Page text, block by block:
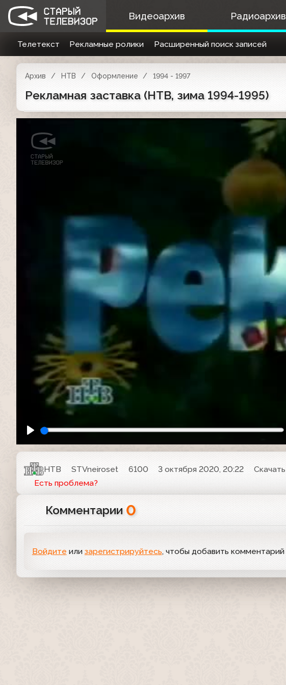
Видеоархив Радиоархив
Телетекст Рекламные ролики Расширенный поиск записей
Архив НТВ Оформление 1994 - 1997
Рекламная заставка (НТВ, зима 1994-1995)
НТВ STVneiroset 6100 3 октября 2020, 20:22
Скачать
Есть проблема?
Комментарии 0
Войдите или зарегистрируйтесь, чтобы добавить комментарий